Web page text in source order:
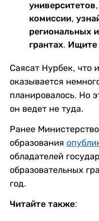
комиссии,
региональных
грантах.
Саясат Нурбек, что
оказывается
планировалось. Но
он ведет не туда.
Ранее
образования
обладателей
образовательных
год.
Читайте также: